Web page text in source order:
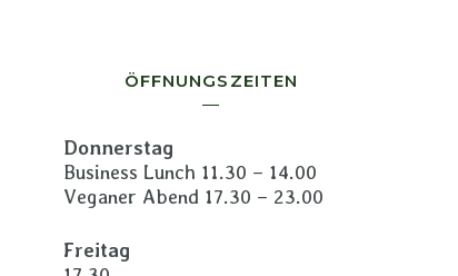
ÖFFNUNGSZEITEN
Donnerstag
Business Lunch 11.30 – 14.00
Veganer Abend 17.30 – 23.00
Freitag